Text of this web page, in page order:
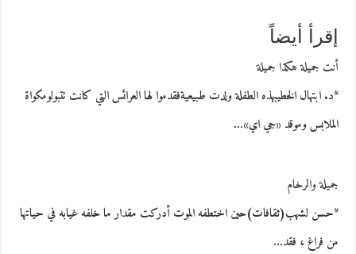
إقرأ أيضاً
أنت جميلة هكذا جميلة
*د. ابتهال الخطيبهذه الطفلة ولدت طبيعيةفقدموا لها العرائس التي كانت تتبولومكواة
الملابس وموقد «جي اي»…
جميلة والرخام
*حسن لشهب(ثقافات)حين اختطفه الموت أدركت مقدار ما خلفه غيابه في حياتها
من فراغ ، فقد…